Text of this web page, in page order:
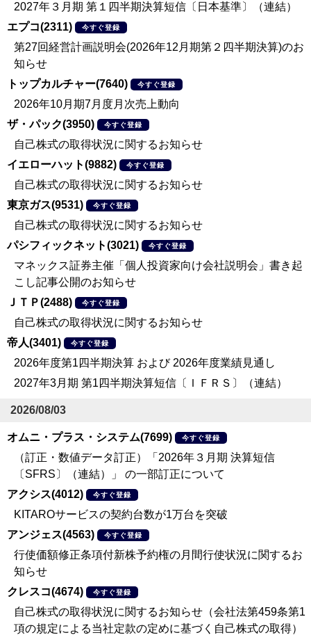
2027年３月期 第１四半期決算短信〔日本基準〕（連結）
エプコ(2311)
今すぐ登録
第27回経営計画説明会(2026年12月期第２四半期決算)のお
知らせ
トップカルチャー(7640)
今すぐ登録
2026年10月期7月度月次売上動向
ザ・パック(3950)
今すぐ登録
自己株式の取得状況に関するお知らせ
イエローハット(9882)
今すぐ登録
自己株式の取得状況に関するお知らせ
東京ガス(9531)
今すぐ登録
自己株式の取得状況に関するお知らせ
パシフィックネット(3021)
今すぐ登録
マネックス証券主催「個人投資家向け会社説明会」書き起
こし記事公開のお知らせ
ＪＴＰ(2488)
今すぐ登録
自己株式の取得状況に関するお知らせ
帝人(3401)
今すぐ登録
2026年度第1四半期決算 および 2026年度業績見通し
2027年3月期 第1四半期決算短信〔ＩＦＲＳ〕（連結）
2026/08/03
オムニ・プラス・システム(7699) 今すぐ登録
（訂正・数値データ訂正）「2026年３月期 決算短信
〔SFRS〕（連結）」 の一部訂正について
アクシス(4012)
今すぐ登録
KITAROサービスの契約台数が1万台を突破
アンジェス(4563)
今すぐ登録
行使価額修正条項付新株予約権の月間行使状況に関するお
知らせ
クレスコ(4674)
今すぐ登録
自己株式の取得状況に関するお知らせ（会社法第459条第1
項の規定による当社定款の定めに基づく自己株式の取得）